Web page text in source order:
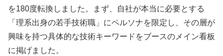
を180度転換しました。まず、自社が本当に必要とする
「理系出身の若手技術職」にペルソナを限定し、その層が
興味を持つ具体的な技術キーワードをブースのメイン看板
に掲げました。